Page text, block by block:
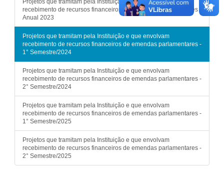
Projetos que tramitam pela Instituição e que envolvam
recebimento de recursos financeiros de emendas parlamentares -
Anual 2023
Projetos que tramitam pela Instituição e que envolvam
recebimento de recursos financeiros de emendas parlamentares -
1° Semestre/2024
Projetos que tramitam pela Instituição e que envolvam
recebimento de recursos financeiros de emendas parlamentares -
2° Semestre/2024
Projetos que tramitam pela Instituição e que envolvam
recebimento de recursos financeiros de emendas parlamentares -
1° Semestre/2025
Projetos que tramitam pela Instituição e que envolvam
recebimento de recursos financeiros de emendas parlamentares -
2° Semestre/2025